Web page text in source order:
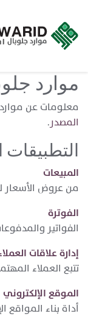
موارد
معلومات عن موارد
المصدر.
التطبيقات
المبيعات
من عروض الأسعار
الفوترة
الفواتير
إدارة علاقات
تتبع العملاء
الموقع الإلكتروني
أداة بناء المواقع